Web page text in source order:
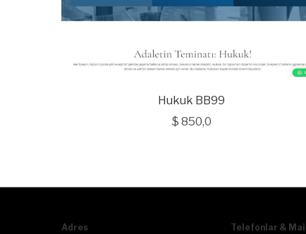
Hukuk BB99
$ 850,0
Adres Telefonlar & Mail